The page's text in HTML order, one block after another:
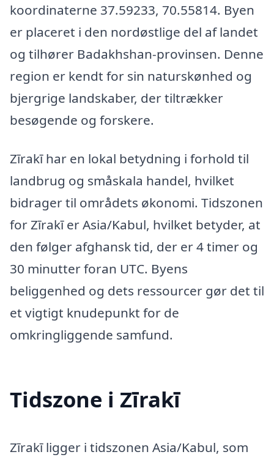
koordinaterne 37.59233, 70.55814. Byen
er placeret i den nordøstlige del af landet
og tilhører Badakhshan-provinsen. Denne
region er kendt for sin naturskønhed og
bjergrige landskaber, der tiltrækker
besøgende og forskere.
Zīrakī har en lokal betydning i forhold til
landbrug og småskala handel, hvilket
bidrager til områdets økonomi. Tidszonen
for Zīrakī er Asia/Kabul, hvilket betyder, at
den følger afghansk tid, der er 4 timer og
30 minutter foran UTC. Byens
beliggenhed og dets ressourcer gør det til
et vigtigt knudepunkt for de
omkringliggende samfund.
Tidszone i Zīrakī
Zīrakī ligger i tidszonen Asia/Kabul, som